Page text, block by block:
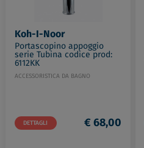
Koh-I-Noor
Portascopino appoggio
serie Tubina codice prod:
6112KK
ACCESSORISTICA DA BAGNO
DETTAGLI € 68,00